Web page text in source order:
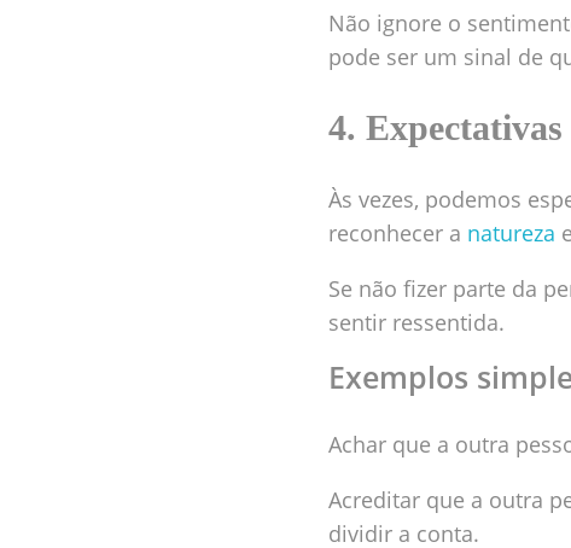
Não ignore o
pode ser um sinal de
4.
Às vezes, podemos
reconhecer a natureza
Se não fizer parte da
sentir ressentida.
Exemplos
Achar que a outra
Acreditar que a outra
dividir a conta.